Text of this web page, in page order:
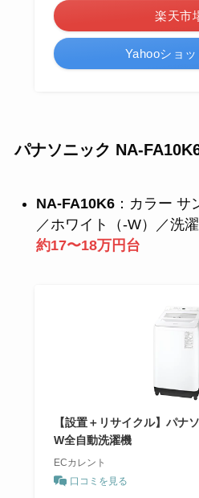
楽天市
Yahooショ
パナソニック NA-
NA-FA10K6：カラー サ
／ホワイト（-W）／洗
約17〜18万円台
【設置＋リサイクル】パナ
W全自動洗濯機
ECカレント
口コミを見る